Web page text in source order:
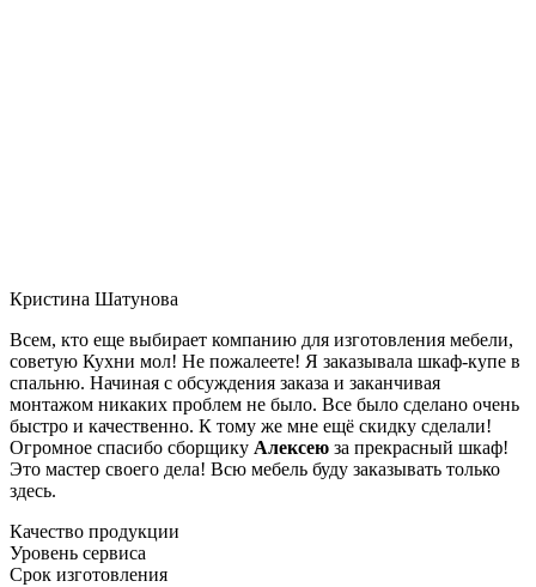
Кристина Шатунова
Всем, кто еще выбирает компанию для изготовления мебели,
советую Кухни мол! Не пожалеете! Я заказывала шкаф-купе в
спальню. Начиная с обсуждения заказа и заканчивая
монтажом никаких проблем не было. Все было сделано очень
быстро и качественно. К тому же мне ещё скидку сделали!
Огромное спасибо сборщику Алексею за прекрасный шкаф!
Это мастер своего дела! Всю мебель буду заказывать только
здесь.
Качество продукции
Уровень сервиса
Срок изготовления